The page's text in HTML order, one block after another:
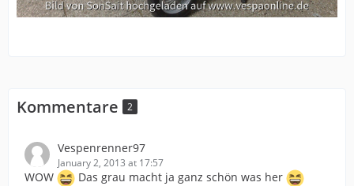
Kommentare 2
Vespenrenner97
January 2, 2013 at 17:57
WOW
Das grau macht ja ganz schön was her